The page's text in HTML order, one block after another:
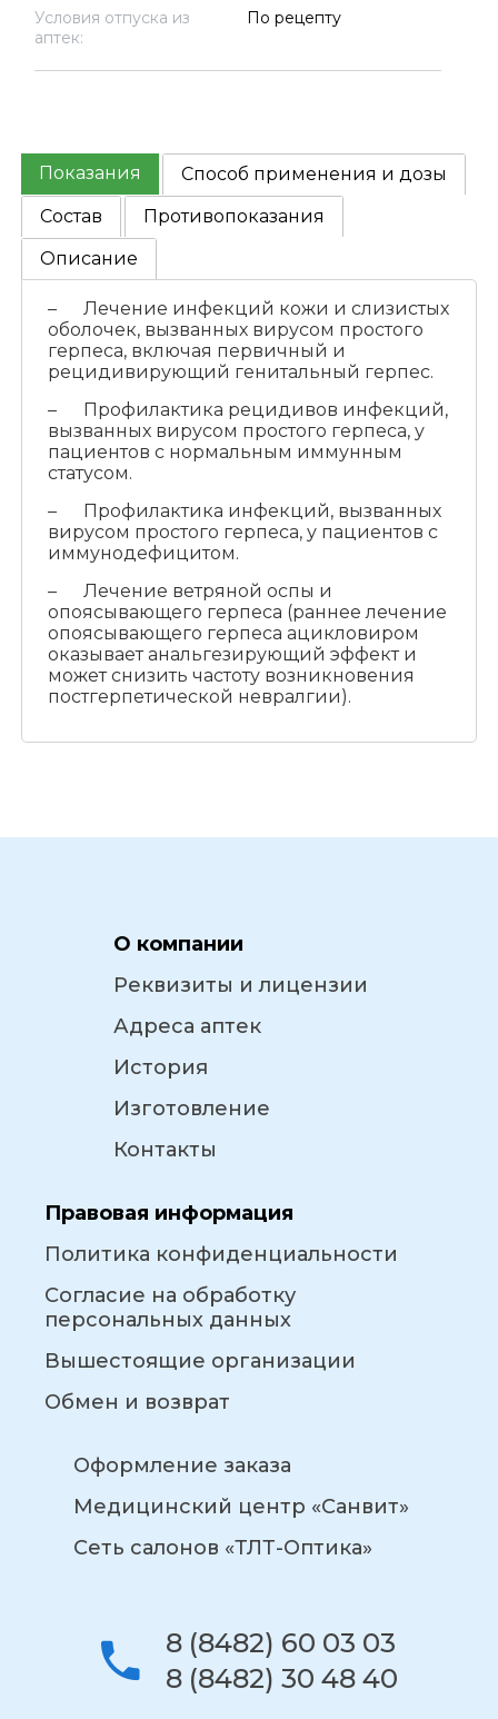
Условия отпуска из
аптек:
По рецепту
Показания
Способ применения и дозы
Состав
Противопоказания
Описание
– Лечение инфекций кожи и слизистых
оболочек, вызванных вирусом простого
герпеса, включая первичный и
рецидивирующий генитальный герпес.
– Профилактика рецидивов инфекций,
вызванных вирусом простого герпеса, у
пациентов с нормальным иммунным
статусом.
– Профилактика инфекций, вызванных
вирусом простого герпеса, у пациентов с
иммунодефицитом.
– Лечение ветряной оспы и
опоясывающего герпеса (раннее лечение
опоясывающего герпеса ацикловиром
оказывает анальгезирующий эффект и
может снизить частоту возникновения
постгерпетической невралгии).
О компании
Реквизиты и лицензии
Адреса аптек
История
Изготовление
Контакты
Правовая информация
Политика конфиденциальности
Согласие на обработку
персональных данных
Вышестоящие организации
Обмен и возврат
Оформление заказа
Медицинский центр «Санвит»
Сеть салонов «ТЛТ-Оптика»
8 (8482) 60 03 03
8 (8482) 30 48 40